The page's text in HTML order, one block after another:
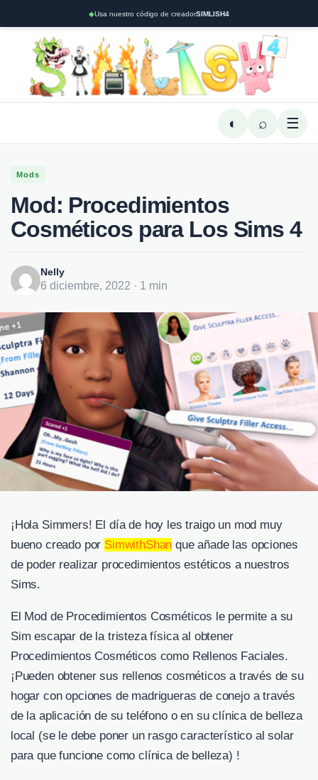
◆Usa nuestro código de creadorSIMLISH4
◐ ⌕ ☰
Mods
Mod: Procedimientos
Cosméticos para Los Sims 4
Nelly
6 diciembre, 2022 · 1 min
¡Hola Simmers! El día de hoy les traigo un mod muy
bueno creado por SimwithShan que añade las opciones
de poder realizar procedimientos estéticos a nuestros
Sims.
El Mod de Procedimientos Cosméticos le permite a su
Sim escapar de la tristeza física al obtener
Procedimientos Cosméticos como Rellenos Faciales.
¡Pueden obtener sus rellenos cosméticos a través de su
hogar con opciones de madrigueras de conejo a través
de la aplicación de su teléfono o en su clínica de belleza
local (se le debe poner un rasgo característico al solar
para que funcione como clínica de belleza) !